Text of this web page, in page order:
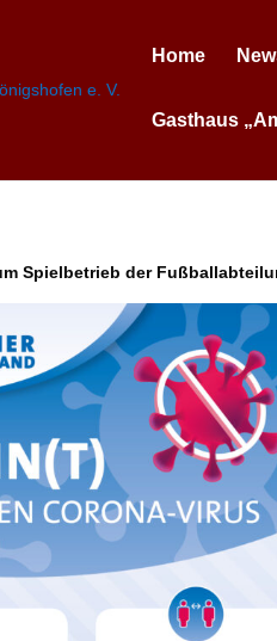
Home
Gasthaus
Spielbetrieb der